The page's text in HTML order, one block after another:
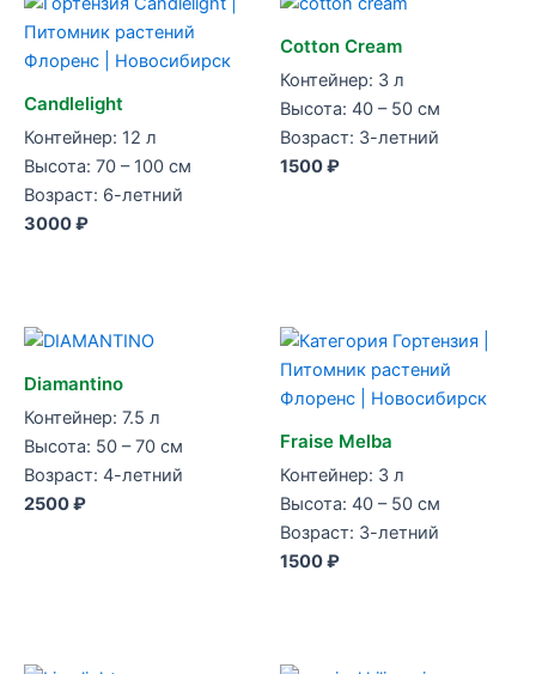
Candlelight
Контейнер: 12 л
Высота: 70 – 100 см
Возраст: 6-летний
3000 ₽
Cotton Cream
Контейнер: 3 л
Высота: 40 – 50 см
Возраст: 3-летний
1500 ₽
Diamantino
Контейнер: 7.5 л
Высота: 50 – 70 см
Возраст: 4-летний
2500 ₽
Fraise Melba
Контейнер: 3 л
Высота: 40 – 50 см
Возраст: 3-летний
1500 ₽